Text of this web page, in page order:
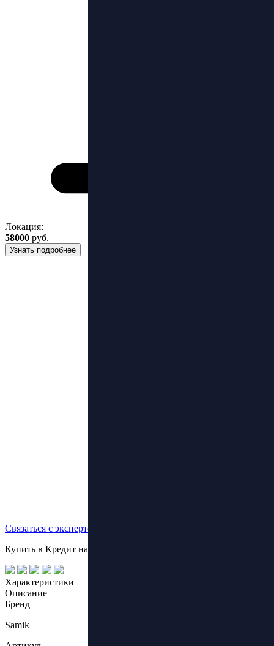
Локация:
58000 руб.
Узнать подробнее
Связаться с экспертом
Купить в Кредит на выгодных условиях!
Характеристики
Описание
Бренд
Samik